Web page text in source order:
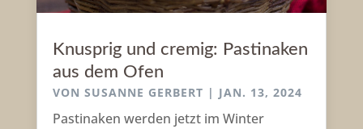
Knusprig und cremig: Pastinaken
aus dem Ofen
VON SUSANNE GERBERT | JAN. 13, 2024
Pastinaken werden jetzt im Winter